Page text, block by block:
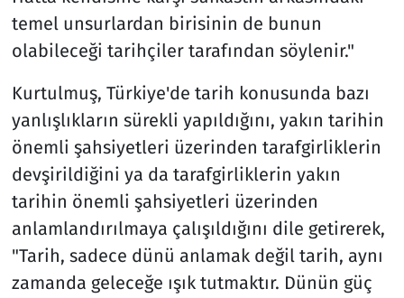
temel unsurlardan birisinin de bunun
olabileceği tarihçiler tarafından söylenir."
Kurtulmuş, Türkiye'de tarih konusunda bazı
yanlışlıkların sürekli yapıldığını, yakın tarihin
önemli şahsiyetleri üzerinden tarafgirliklerin
devşirildiğini ya da tarafgirliklerin yakın
tarihin önemli şahsiyetleri üzerinden
anlamlandırılmaya çalışıldığını dile getirerek,
"Tarih, sadece dünü anlamak değil tarih, aynı
zamanda geleceğe ışık tutmaktır. Dünün güç